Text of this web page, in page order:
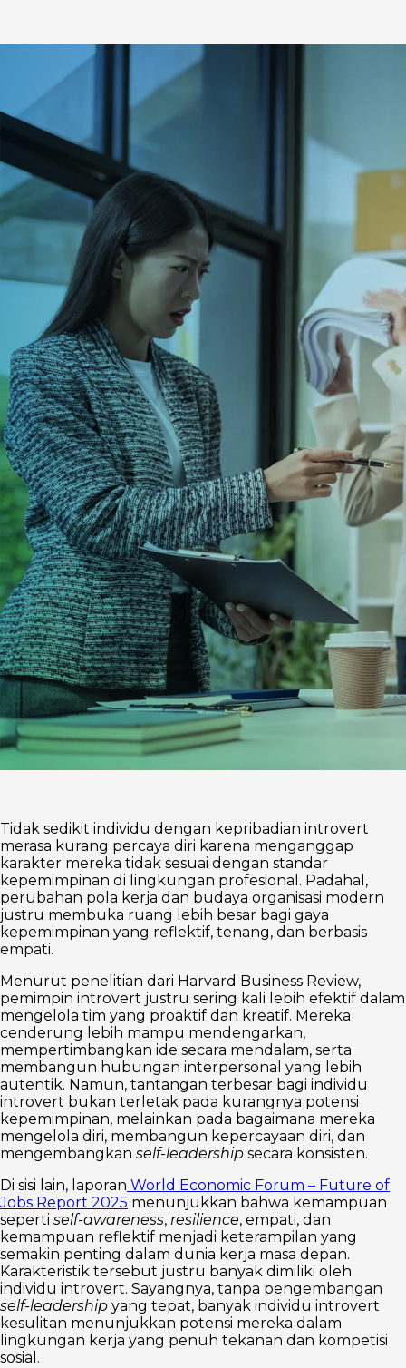
Tidak sedikit individu dengan kepribadian introvert
merasa kurang percaya diri karena menganggap
karakter mereka tidak sesuai dengan standar
kepemimpinan di lingkungan profesional. Padahal,
perubahan pola kerja dan budaya organisasi modern
justru membuka ruang lebih besar bagi gaya
kepemimpinan yang reflektif, tenang, dan berbasis
empati.
Menurut penelitian dari Harvard Business Review,
pemimpin introvert justru sering kali lebih efektif dalam
mengelola tim yang proaktif dan kreatif. Mereka
cenderung lebih mampu mendengarkan,
mempertimbangkan ide secara mendalam, serta
membangun hubungan interpersonal yang lebih
autentik. Namun, tantangan terbesar bagi individu
introvert bukan terletak pada kurangnya potensi
kepemimpinan, melainkan pada bagaimana mereka
mengelola diri, membangun kepercayaan diri, dan
mengembangkan self-leadership secara konsisten.
Di sisi lain, laporan World Economic Forum – Future of
Jobs Report 2025 menunjukkan bahwa kemampuan
seperti self-awareness, resilience, empati, dan
kemampuan reflektif menjadi keterampilan yang
semakin penting dalam dunia kerja masa depan.
Karakteristik tersebut justru banyak dimiliki oleh
individu introvert. Sayangnya, tanpa pengembangan
self-leadership yang tepat, banyak individu introvert
kesulitan menunjukkan potensi mereka dalam
lingkungan kerja yang penuh tekanan dan kompetisi
sosial.